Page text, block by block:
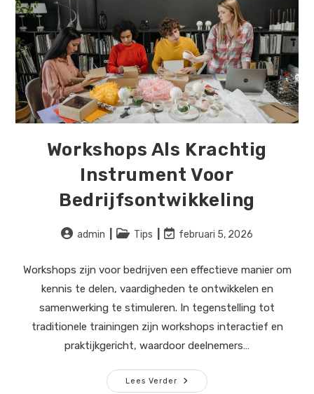
Workshops Als Krachtig
Instrument Voor
Bedrijfsontwikkeling
Bericht
admin Berichtcategorie:
Tips
Laatste
februari 5, 2026
Workshops zijn voor bedrijven een effectieve manier om
kennis te delen, vaardigheden te ontwikkelen en
samenwerking te stimuleren. In tegenstelling tot
traditionele trainingen zijn workshops interactief en
praktijkgericht, waardoor deelnemers…
Lees Verder
Workshops
Als